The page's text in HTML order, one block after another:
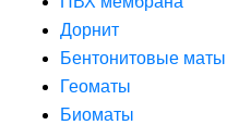
Дорнит
Бентонитовые маты
Геоматы
Биоматы